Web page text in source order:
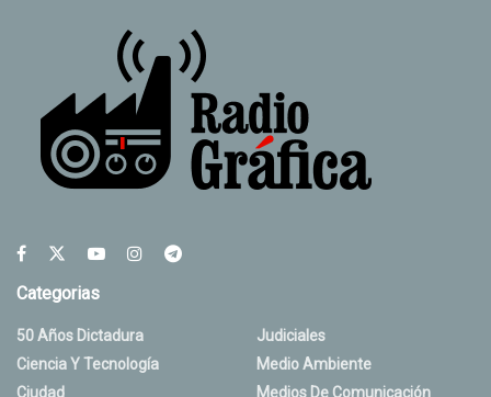
Categorias
50 Años Dictadura
Ciencia Y Tecnología
Ciudad
Judiciales
Medio Ambiente
Medios De Comunicación